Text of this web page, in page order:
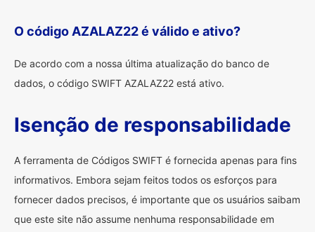
O código AZALAZ22 é válido e ativo?
De acordo com a nossa última atualização do banco de
dados, o código SWIFT AZALAZ22 está ativo.
Isenção de responsabilidade
A ferramenta de Códigos SWIFT é fornecida apenas para fins
informativos. Embora sejam feitos todos os esforços para
fornecer dados precisos, é importante que os usuários saibam
que este site não assume nenhuma responsabilidade em